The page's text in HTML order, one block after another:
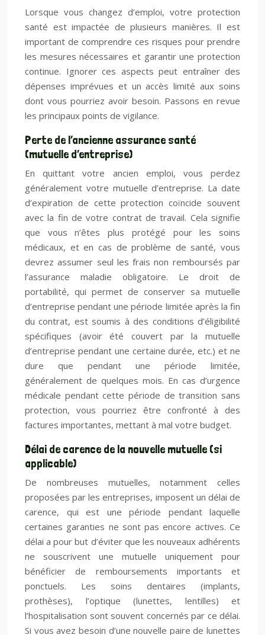
Lorsque vous changez d’emploi, votre protection
santé est impactée de plusieurs manières. Il est
important de comprendre ces risques pour prendre
les mesures nécessaires et garantir une protection
continue. Ignorer ces aspects peut entraîner des
dépenses imprévues et un accès limité aux soins
dont vous pourriez avoir besoin. Passons en revue
les principaux points de vigilance.
Perte de l’ancienne assurance santé
(mutuelle d’entreprise)
En quittant votre ancien emploi, vous perdez
généralement votre mutuelle d’entreprise. La date
d’expiration de cette protection coïncide souvent
avec la fin de votre contrat de travail. Cela signifie
que vous n’êtes plus protégé pour les soins
médicaux, et en cas de problème de santé, vous
devrez assumer seul les frais non remboursés par
l’assurance maladie obligatoire. Le droit de
portabilité, qui permet de conserver sa mutuelle
d’entreprise pendant une période limitée après la fin
du contrat, est soumis à des conditions d’éligibilité
spécifiques (avoir été couvert par la mutuelle
d’entreprise pendant une certaine durée, etc.) et ne
dure que pendant une période limitée,
généralement de quelques mois. En cas d’urgence
médicale pendant cette période de transition sans
protection, vous pourriez être confronté à des
factures importantes, mettant à mal votre budget.
Délai de carence de la nouvelle mutuelle (si
applicable)
De nombreuses mutuelles, notamment celles
proposées par les entreprises, imposent un délai de
carence, qui est une période pendant laquelle
certaines garanties ne sont pas encore actives. Ce
délai a pour but d’éviter que les nouveaux adhérents
ne souscrivent une mutuelle uniquement pour
bénéficier de remboursements importants et
ponctuels. Les soins dentaires (implants,
prothèses), l’optique (lunettes, lentilles) et
l’hospitalisation sont souvent concernés par ce délai.
Si vous avez besoin d’une nouvelle paire de lunettes